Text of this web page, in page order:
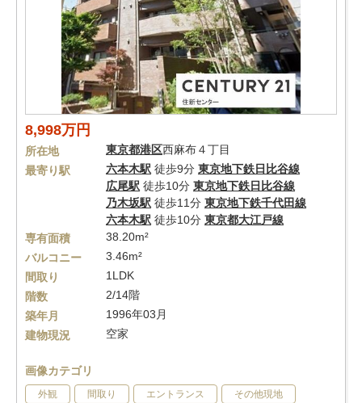
8,998万円
所在地 東京都港区西麻布４丁目
最寄り駅
六本木駅 徒歩9分 東京地下鉄日比谷線
広尾駅 徒歩10分 東京地下鉄日比谷線
乃木坂駅 徒歩11分 東京地下鉄千代田線
六本木駅 徒歩10分 東京都大江戸線
専有面積
38.20m²
バルコニー
3.46m²
間取り
1LDK
階数
2/14階
築年月
1996年03月
建物現況
空家
画像カテゴリ
外観 間取り エントランス その他現地